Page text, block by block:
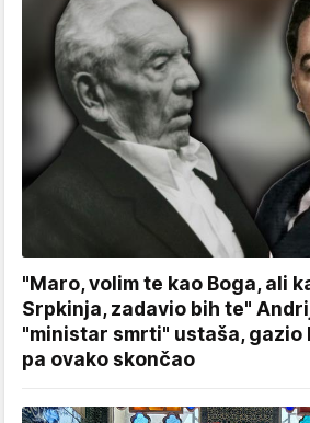
"Maro, volim te kao Boga, ali
Srpkinja, zadavio bih te"
"ministar smrti" ustaša, gazio
pa ovako skončao